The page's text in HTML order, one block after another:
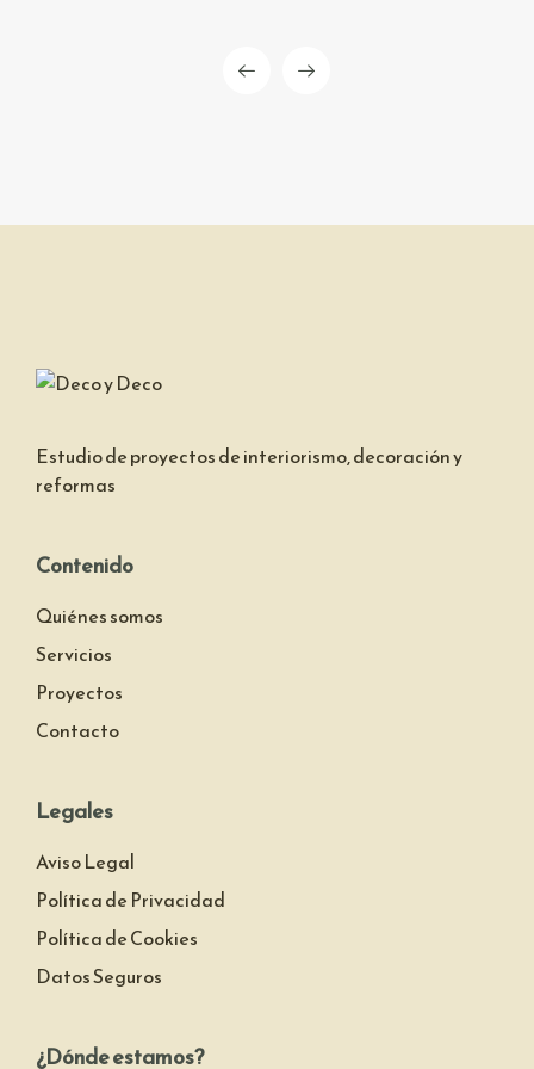
Estudio de proyectos de interiorismo, decoración y
reformas
Contenido
Quiénes somos
Servicios
Proyectos
Contacto
Legales
Aviso Legal
Política de Privacidad
Política de Cookies
Datos Seguros
¿Dónde estamos?